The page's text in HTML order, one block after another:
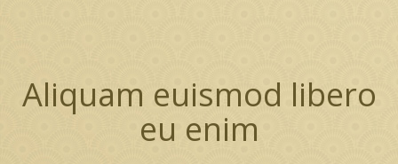
Aliquam euismod libero
eu enim